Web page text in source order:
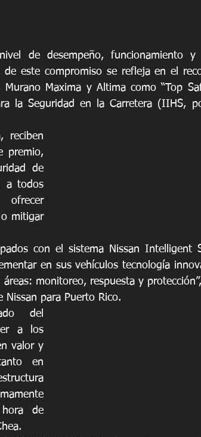
de desempeño, funcionamiento
este compromiso se refleja en el
Maxima y Altima como “Top
la Seguridad en la Carretera (IIHS,
reciben
premio,
de
a todos
mitigar
con el sistema Nissan Intelligent
en sus vehículos tecnología
monitoreo, respuesta y
Nissan para Puerto Rico.
del
a los
valor y
en
de